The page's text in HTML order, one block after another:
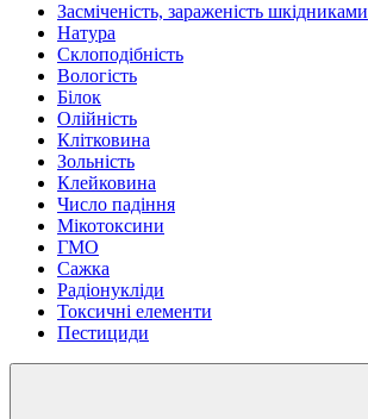
Засміченість, зараженість шкідниками
Натура
Склоподібність
Вологість
Білок
Олійність
Клітковина
Зольність
Клейковина
Число падіння
Мікотоксини
ГМО
Сажка
Радіонукліди
Токсичні елементи
Пестициди